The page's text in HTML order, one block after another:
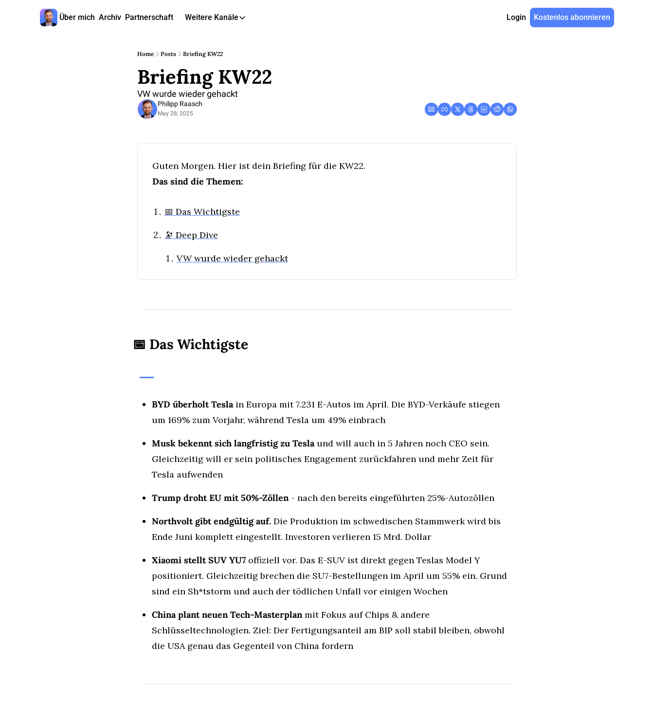
Über mich Archiv Partnerschaft Weitere Kanäle
Weitere Kanäle
📺 YouTube
📊 Insights
Login Kostenlos abonnieren
Home Posts Briefing KW22
Briefing KW22
VW wurde wieder gehackt
Philipp Raasch
May 28, 2025
Guten Morgen. Hier ist dein Briefing für die KW22.
Das sind die Themen:
📅 Das Wichtigste
🔭 Deep Dive
VW wurde wieder gehackt
📅 Das Wichtigste
BYD überholt Tesla in Europa mit 7.231 E-Autos im April. Die BYD-Verkäufe stiegen
um 169% zum Vorjahr, während Tesla um 49% einbrach
Musk bekennt sich langfristig zu Tesla und will auch in 5 Jahren noch CEO sein.
Gleichzeitig will er sein politisches Engagement zurückfahren und mehr Zeit für
Tesla aufwenden
Trump droht EU mit 50%-Zöllen - nach den bereits eingeführten 25%-Autozöllen
Northvolt gibt endgültig auf. Die Produktion im schwedischen Stammwerk wird bis
Ende Juni komplett eingestellt. Investoren verlieren 15 Mrd. Dollar
Xiaomi stellt SUV YU7 offiziell vor. Das E-SUV ist direkt gegen Teslas Model Y
positioniert. Gleichzeitig brechen die SU7-Bestellungen im April um 55% ein. Grund
sind ein Sh*tstorm und auch der tödlichen Unfall vor einigen Wochen
China plant neuen Tech-Masterplan mit Fokus auf Chips & andere
Schlüsseltechnologien. Ziel: Der Fertigungsanteil am BIP soll stabil bleiben, obwohl
die USA genau das Gegenteil von China fordern